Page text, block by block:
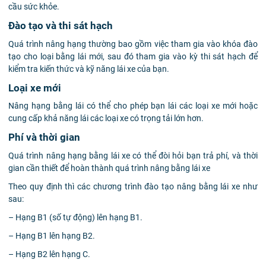
cầu sức khỏe.
Đào tạo và thi sát hạch
Quá trình nâng hạng thường bao gồm việc tham gia vào khóa đào
tạo cho loại bằng lái mới, sau đó tham gia vào kỳ thi sát hạch để
kiểm tra kiến thức và kỹ năng lái xe của bạn.
Loại xe mới
Nâng hạng bằng lái có thể cho phép bạn lái các loại xe mới hoặc
cung cấp khả năng lái các loại xe có trọng tải lớn hơn.
Phí và thời gian
Quá trình nâng hạng bằng lái xe có thể đòi hỏi bạn trả phí, và thời
gian cần thiết để hoàn thành quá trình nâng bằng lái xe
Theo quy định thì các chương trình đào tạo nâng bằng lái xe như
sau:
– Hạng B1 (số tự động) lên hạng B1.
– Hạng B1 lên hạng B2.
– Hạng B2 lên hạng C.